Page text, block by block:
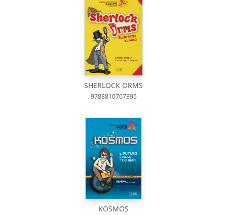
SHERLOCK ORMS
9788810707395
KOSMOS